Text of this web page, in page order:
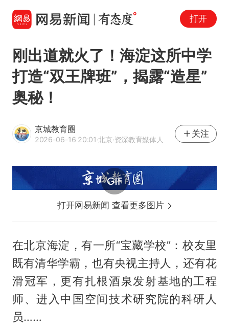
打开
刚出道就火了！海淀这所中学
打造“双王牌班”，揭露“造星”
奥秘！
京城教育圈
2026-06-16 20:01·北京·资深教育媒体人
关注
打开网易新闻 查看更多图片
在北京海淀，有一所“宝藏学校”：校友里
既有清华学霸，也有央视主持人，还有花
滑冠军，更有扎根酒泉发射基地的工程
师、进入中国空间技术研究院的科研人
员……